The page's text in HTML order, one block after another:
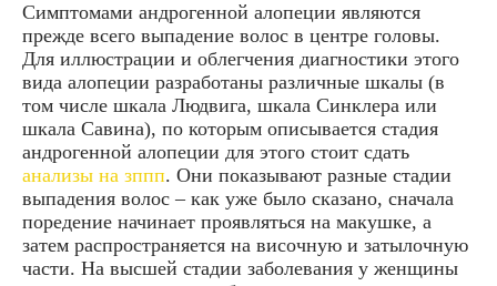
Симптомами андрогенной алопеции являются
прежде всего выпадение волос в центре головы.
Для иллюстрации и облегчения диагностики этого
вида алопеции разработаны различные шкалы (в
том числе шкала Людвига, шкала Синклера или
шкала Савина), по которым описывается стадия
андрогенной алопеции для этого стоит сдать
анализы на зппп. Они показывают разные стадии
выпадения волос – как уже было сказано, сначала
поредение начинает проявляться на макушке, а
затем распространяется на височную и затылочную
части. На высшей стадии заболевания у женщины